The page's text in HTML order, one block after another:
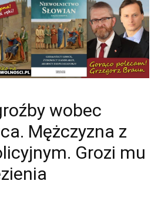
wobec
Mężczyzna z
Grozi mu